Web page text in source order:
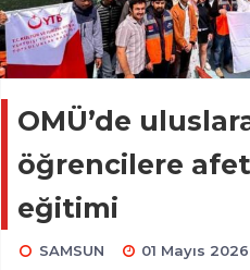
OMÜ’de
öğrencilere
eğitimi
SAMSUN 01 Mayıs 2026